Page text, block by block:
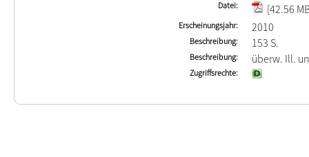
Datei [42.56
Erscheinungsjahr 2010
Beschreibung 153 S.
Beschreibung überw. Ill.
Zugriffsrechte